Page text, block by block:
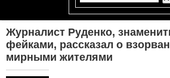
НОВОСТИ
Журналист Руденко,
фейками, рассказал о
мирными жителями